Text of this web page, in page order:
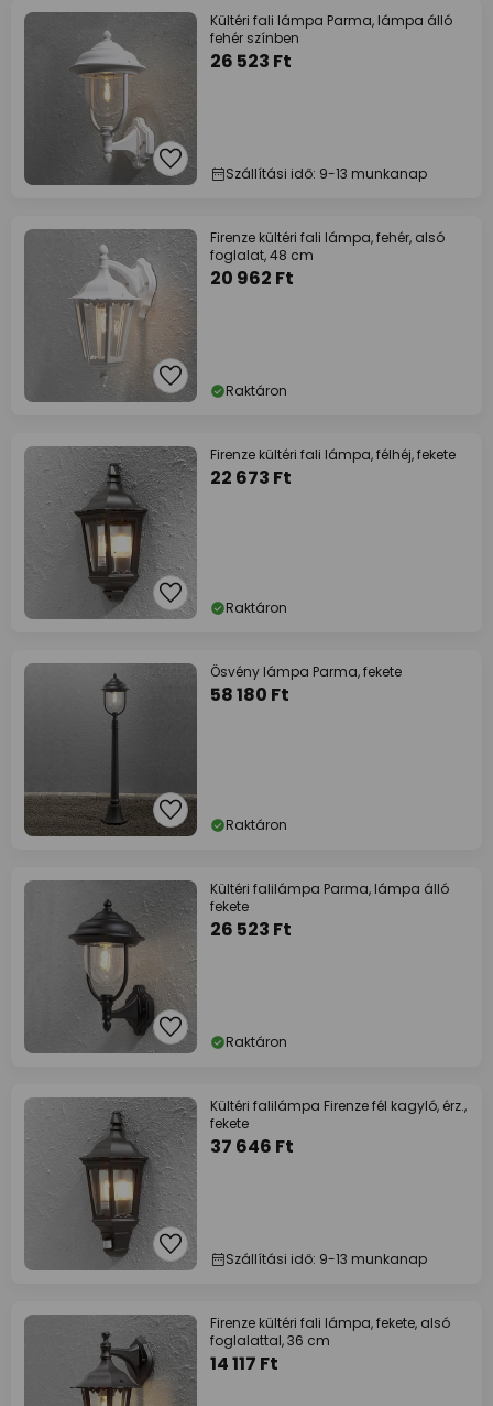
Kültéri fali lámpa Parma, lámpa álló
fehér színben
26 523 Ft
Szállítási idő: 9-13 munkanap
Firenze kültéri fali lámpa, fehér, alsó
foglalat, 48 cm
20 962 Ft
Raktáron
Firenze kültéri fali lámpa, félhéj, fekete
22 673 Ft
Raktáron
Ösvény lámpa Parma, fekete
58 180 Ft
Raktáron
Kültéri falilámpa Parma, lámpa álló
fekete
26 523 Ft
Raktáron
Kültéri falilámpa Firenze fél kagyló, érz.,
fekete
37 646 Ft
Szállítási idő: 9-13 munkanap
Firenze kültéri fali lámpa, fekete, alsó
foglalattal, 36 cm
14 117 Ft